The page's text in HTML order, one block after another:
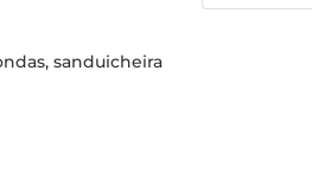
sanduicheira